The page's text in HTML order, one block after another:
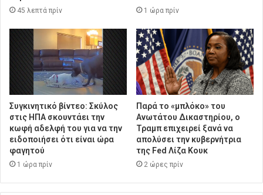
45 λεπτά πρίν 1 ώρα πρίν
Συγκινητικό βίντεο: Σκύλος
στις ΗΠΑ σκουντάει την
κωφή αδελφή του για να την
ειδοποιήσει ότι είναι ώρα
φαγητού
1 ώρα πρίν
Παρά το «μπλόκο» του
Ανωτάτου Δικαστηρίου, ο
Τραμπ επιχειρεί ξανά να
απολύσει την κυβερνήτρια
της Fed Λίζα Κουκ
2 ώρες πρίν